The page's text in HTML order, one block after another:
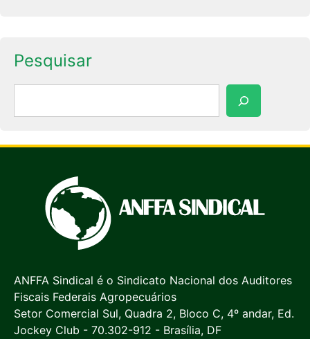
Pesquisar
ANFFA Sindical é o Sindicato Nacional dos Auditores
Fiscais Federais Agropecuários
Setor Comercial Sul, Quadra 2, Bloco C, 4º andar, Ed.
Jockey Club - 70.302-912 - Brasília, DF